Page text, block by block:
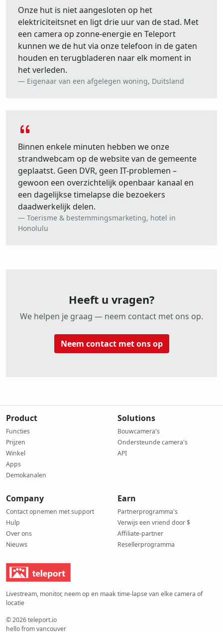
Onze hut is niet aangesloten op het
elektriciteitsnet en ligt drie uur van de stad. Met
een camera op zonne-energie en Teleport
kunnen we de hut via onze telefoon in de gaten
houden en terugbladeren naar elk moment in
het verleden.
Eigenaar van een afgelegen woning, Duitsland
Binnen enkele minuten hebben we onze
strandwebcam op de website van de gemeente
geplaatst. Geen DVR, geen IT-problemen –
gewoon een overzichtelijk openbaar kanaal en
een dagelijkse timelapse die bezoekers
daadwerkelijk delen.
Toerisme & bestemmingsmarketing, hotel in
Honolulu
Heeft u vragen?
We helpen je graag — neem contact met ons op.
Neem contact met ons op
Construction site camera with automatic time-lapse
Remote property surveillance and long-term video
Market projects by showcasing live construction
DSLR and webcam cloud recording with second-by-
Live stream and record any outdoor or indoor camera
Embed a live camera player on your own website
Cloud-based IP camera solution — no DVR, NVR or local
Wildlife, weather and event monitoring with scheduled
Off-grid cabin or beach house, driveway or garden
Product
Functies
Prijzen
Winkel
Apps
Demokanalen
Solutions
Bouwcamera's
Ondersteunde camera's
API
Company
Contact opnemen met support
Hulp
Over ons
Nieuws
Earn
Partnerprogramma's
Verwijs een vriend door $
Affiliate-partner
Resellerprogramma
Livestream, monitor, neem op en maak time-lapse van elke camera of
locatie
© 2026 teleport.io
hello from vancouver